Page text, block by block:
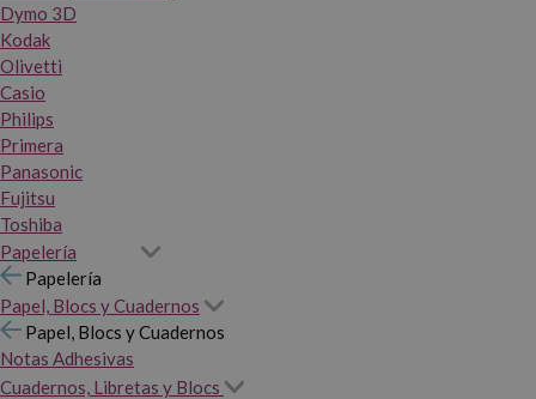
Dymo 3D
Kodak
Olivetti
Casio
Philips
Primera
Panasonic
Fujitsu
Toshiba
Papelería
Papelería
Papel, Blocs y Cuadernos
Papel, Blocs y Cuadernos
Notas Adhesivas
Cuadernos, Libretas y Blocs